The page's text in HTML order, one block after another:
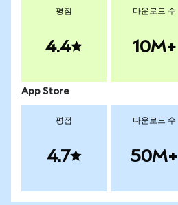
평점
4.4
다운로드 수
10M+
App Store
평점
4.7
다운로드 수
50M+